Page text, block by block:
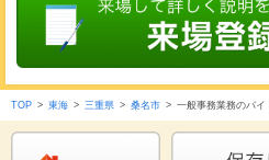
TOP > 東海 > 三重県 > 桑名市 > 一般事務業務のバイ